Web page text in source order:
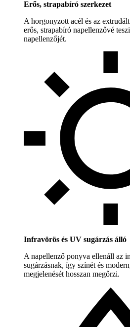
Erős, strapabíró szerkezet
A horgonyzott acél és az
erős, strapabíró napellenzővé
napellenzőjét.
Infravörös és UV sugárzás álló
A napellenző ponyva ellenáll az
sugárzásnak, így színét és
megjelenését hosszan megőrzi.